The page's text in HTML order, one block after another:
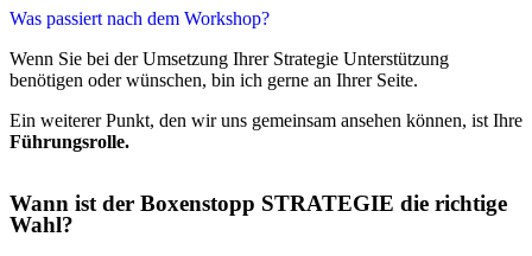
Was passiert nach dem Workshop?
Wenn Sie bei der Umsetzung Ihrer Strategie Unterstützung
benötigen oder wünschen, bin ich gerne an Ihrer Seite.
Ein weiterer Punkt, den wir uns gemeinsam ansehen können, ist Ihre
Führungsrolle.
Wann ist der Boxenstopp STRATEGIE die richtige
Wahl?